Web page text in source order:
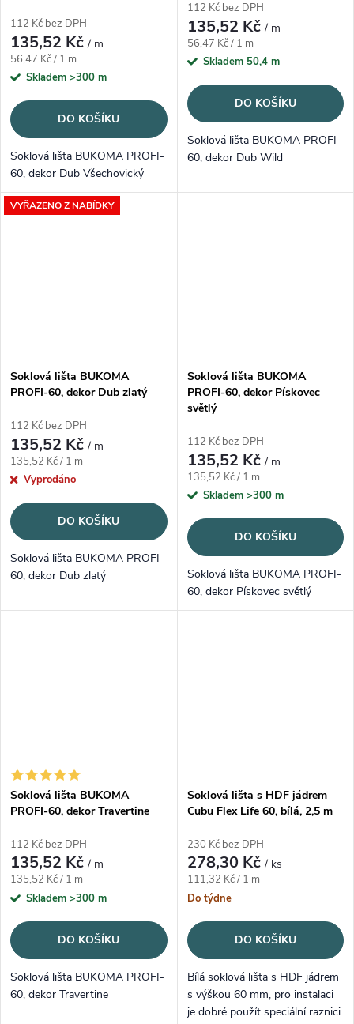
112 Kč bez DPH
135,52 Kč/ m
Měrná cena:
56,47 Kč / 1 m
Skladem >300 m
DO KOŠÍKU
Soklová lišta BUKOMA PROFI-
60, dekor Dub Všechovický
112 Kč bez DPH
135,52 Kč/ m
Měrná cena:
56,47 Kč / 1 m
Skladem 50,4 m
DO KOŠÍKU
Soklová lišta BUKOMA PROFI-
60, dekor Dub Wild
VYŘAZENO Z NABÍDKY
Soklová lišta BUKOMA
PROFI-60, dekor Dub zlatý
112 Kč bez DPH
135,52 Kč/ m
Měrná cena:
135,52 Kč / 1 m
Vyprodáno
DO KOŠÍKU
Soklová lišta BUKOMA PROFI-
60, dekor Dub zlatý
Soklová lišta BUKOMA
PROFI-60, dekor Pískovec
světlý
112 Kč bez DPH
135,52 Kč/ m
Měrná cena:
135,52 Kč / 1 m
Skladem >300 m
DO KOŠÍKU
Soklová lišta BUKOMA PROFI-
60, dekor Pískovec světlý
Soklová lišta BUKOMA
PROFI-60, dekor Travertine
112 Kč bez DPH
135,52 Kč/ m
Měrná cena:
135,52 Kč / 1 m
Skladem >300 m
DO KOŠÍKU
Soklová lišta BUKOMA PROFI-
60, dekor Travertine
Soklová lišta s HDF jádrem
Cubu Flex Life 60, bílá, 2,5 m
230 Kč bez DPH
278,30 Kč/ ks
Měrná cena:
111,32 Kč / 1 m
Do týdne
DO KOŠÍKU
Bílá soklová lišta s HDF jádrem
s výškou 60 mm, pro instalaci
je dobré použít speciální raznici.